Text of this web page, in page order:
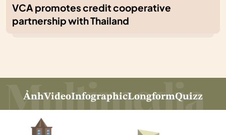
VCA promotes credit cooperative
partnership with Thailand
ẢnhVideoInfographicLongformQuizz